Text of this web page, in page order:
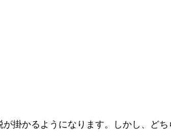
掛かるようになります。しかし、ど